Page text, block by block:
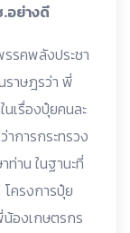
อย่างดี
รคพลังประชา
ราษฎรว่า พี่
เรื่องปุ๋ยคนละ
การกระทรวง
าน ในฐานะที่
ครงการปุ๋ย
น้องเกษตรกร